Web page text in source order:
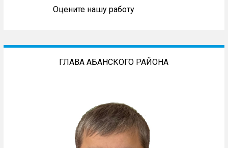
Оцените нашу работу
ГЛАВА АБАНСКОГО РАЙОНА